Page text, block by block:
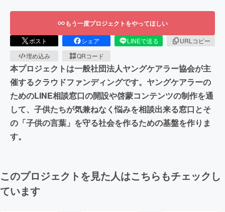
もう一度プロジェクトをやってほしい
ポスト シェア LINEで送る
URLコピー
埋め込み
QRコード
本プロジェクトは一般社団法人ヤングケアラー協会が主
催するクラウドファンディングです。ヤングケアラーの
ためのLINE相談窓口の開設や啓蒙コンテンツの制作を通
して、子供たちが気兼ねなく悩みを相談出来る窓口とそ
の「子供の言葉」を守る社会を作るための基盤を作りま
す。
このプロジェクトを見た人はこちらもチェックし
ています